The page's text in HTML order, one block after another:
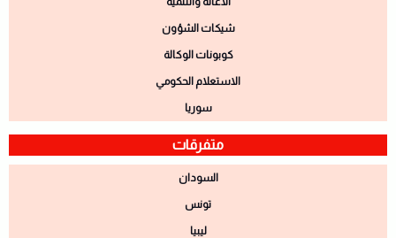
شيكات الشؤون
كوبونات الوكالة
الاستعلام الحكومي
سوريا
متفرقات
السودان
تونس
ليبيا